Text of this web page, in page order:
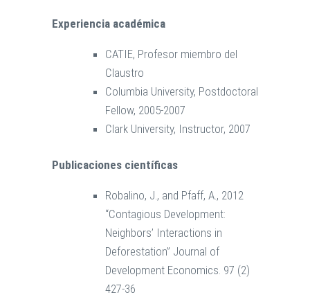
Experiencia académica
CATIE, Profesor miembro del
Claustro
Columbia University, Postdoctoral
Fellow, 2005-2007
Clark University, Instructor, 2007
Publicaciones científicas
Robalino, J., and Pfaff, A., 2012
“Contagious Development:
Neighbors’ Interactions in
Deforestation” Journal of
Development Economics. 97 (2)
427-36